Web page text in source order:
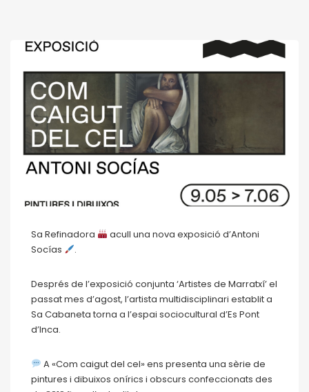
Sa Refinadora
acull una nova exposició d’Antoni
Socías
.
Després de l’exposició conjunta ‘Artistes de Marratxí’ el
passat mes d’agost, l’artista multidisciplinari establit a
Sa Cabaneta torna a l’espai sociocultural d’Es Pont
d’Inca.
A «Com caigut del cel» ens presenta una sèrie de
pintures i dibuixos onírics i obscurs confeccionats des